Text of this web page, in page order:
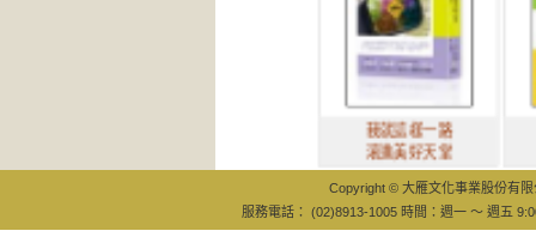
我就這樣一路
滾進美好天堂
Copyright © 大雁文化事業股份有
服務電話： (02)8913-1005 時間：週一 ～ 週五